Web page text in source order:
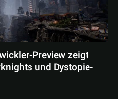
Preview zeigt
und Dystopie-